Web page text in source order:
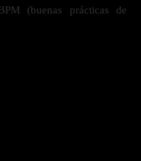
(buenas prácticas de